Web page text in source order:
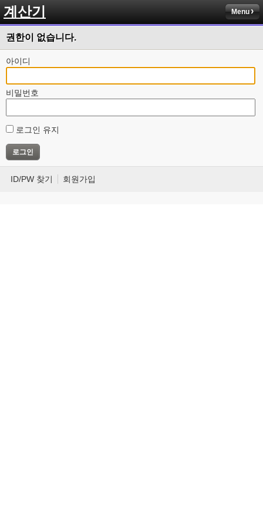
계산기 Menu
권한이 없습니다.
아이디
비밀번호
로그인 유지
ID/PW 찾기 회원가입